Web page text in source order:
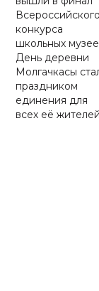
Всероссийского
конкурса
школьных
День деревни
Молгачкасы
праздником
единения для
всех её жителей